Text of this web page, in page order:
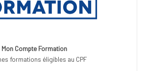
Mon Compte Formation
formations éligibles au CPF